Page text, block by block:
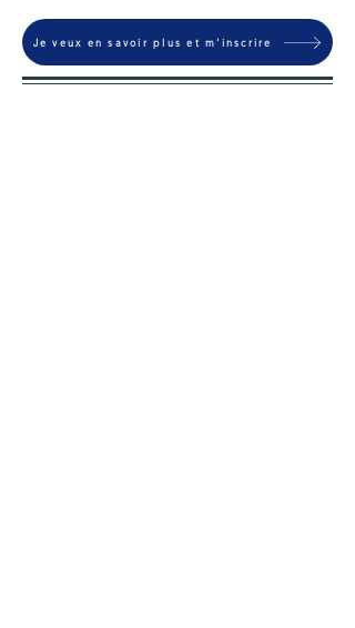
Je veux en savoir plus et m'inscrire